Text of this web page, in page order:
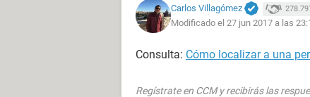
Carlos Villagómez
Modificado el 27 jun 2017 a las
Consulta: Cómo localizar a una
Regístrate en CCM y recibirás las